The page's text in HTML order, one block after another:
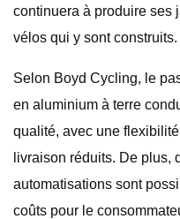
continuera à produire ses
vélos qui y sont construits.
Selon Boyd Cycling, le
en aluminium à terre
qualité, avec une
livraison réduits. De plus,
automatisations sont
coûts pour le